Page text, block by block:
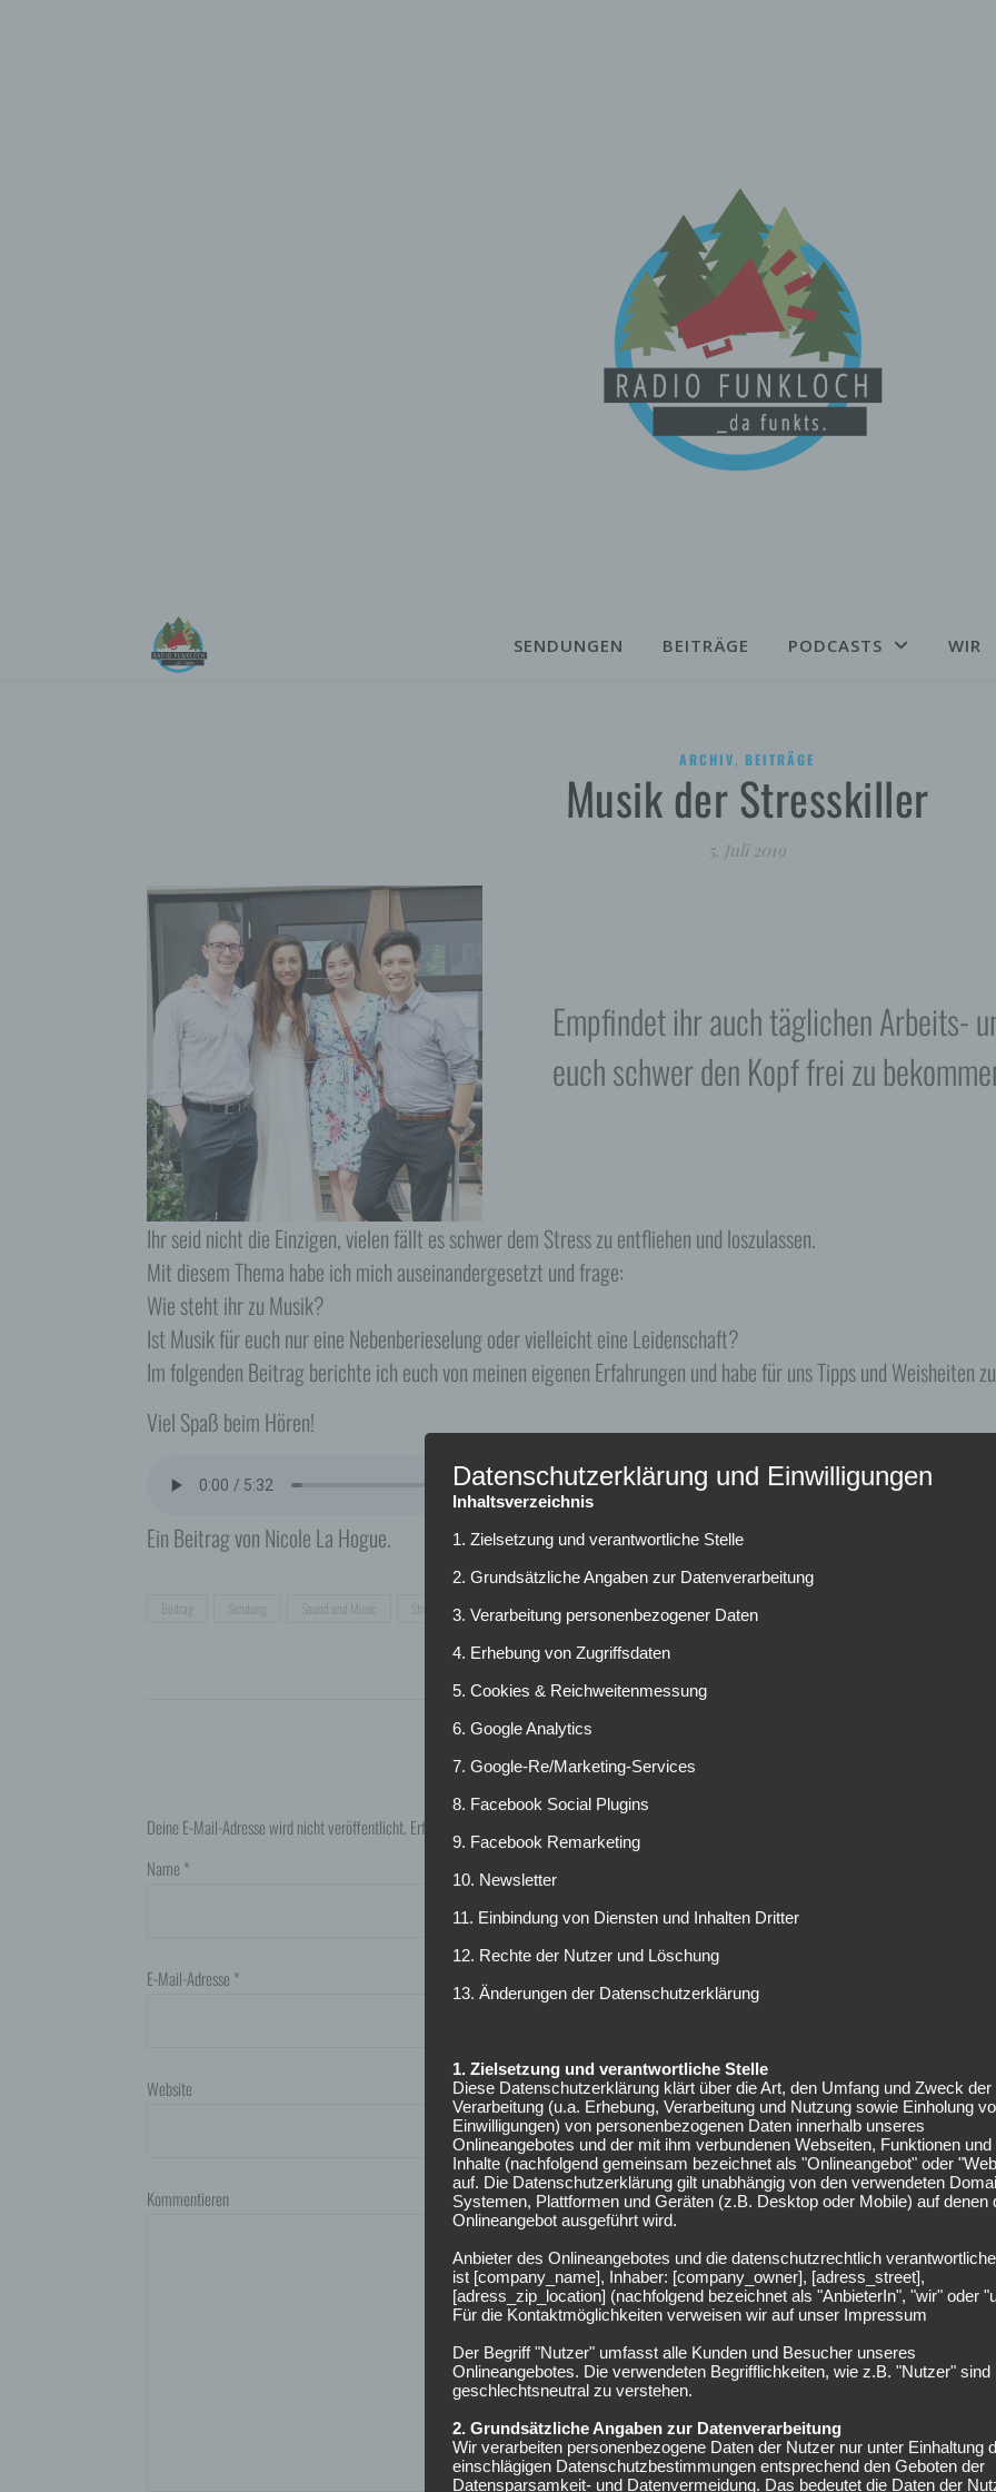
SENDUNGEN BEITRÄGE PODCASTS WIR
ARCHIV, BEITRÄGE
Musik der Stresskiller
5. Juli 2019
Empfindet ihr auch täglichen Arbeits-
euch schwer den Kopf frei zu
Ihr seid nicht die Einzigen, vielen fällt es schwer dem Stress zu entfliehen und loszulassen.
Mit diesem Thema habe ich mich auseinandergesetzt und frage:
Wie steht ihr zu Musik?
Ist Musik für euch nur eine Nebenberieselung oder vielleicht eine Leidenschaft?
Im folgenden Beitrag berichte ich euch von meinen eigenen Erfahrungen und habe für uns Tipps und Weisheiten
Viel Spaß beim Hören!
Ein Beitrag von Nicole La Hogue.
Beitrag Sendung Sound and Music Stress
Deine E-Mail-Adresse wird nicht veröffentlicht. Erforderliche Felder sind mit
Name *
E-Mail-Adresse *
Website
Kommentieren
Datenschutzerklärung und Einwilligungen
Inhaltsverzeichnis
1. Zielsetzung und verantwortliche Stelle
2. Grundsätzliche Angaben zur Datenverarbeitung
3. Verarbeitung personenbezogener Daten
4. Erhebung von Zugriffsdaten
5. Cookies & Reichweitenmessung
6. Google Analytics
7. Google-Re/Marketing-Services
8. Facebook Social Plugins
9. Facebook Remarketing
10. Newsletter
11. Einbindung von Diensten und Inhalten Dritter
12. Rechte der Nutzer und Löschung
13. Änderungen der Datenschutzerklärung
1. Zielsetzung und verantwortliche Stelle
Diese Datenschutzerklärung klärt über die Art, den Umfang und Zweck der
Verarbeitung (u.a. Erhebung, Verarbeitung und Nutzung sowie Einholung
Einwilligungen) von personenbezogenen Daten innerhalb unseres
Onlineangebotes und der mit ihm verbundenen Webseiten, Funktionen und
Inhalte (nachfolgend gemeinsam bezeichnet als "Onlineangebot" oder
auf. Die Datenschutzerklärung gilt unabhängig von den verwendeten
Systemen, Plattformen und Geräten (z.B. Desktop oder Mobile) auf denen
Onlineangebot ausgeführt wird.
Anbieter des Onlineangebotes und die datenschutzrechtlich
ist [company_name], Inhaber: [company_owner], [adress_street],
[adress_zip_location] (nachfolgend bezeichnet als "AnbieterIn", "wir" oder
Für die Kontaktmöglichkeiten verweisen wir auf unser Impressum
Der Begriff "Nutzer" umfasst alle Kunden und Besucher unseres
Onlineangebotes. Die verwendeten Begrifflichkeiten, wie z.B. "Nutzer" sind
geschlechtsneutral zu verstehen.
2. Grundsätzliche Angaben zur Datenverarbeitung
Wir verarbeiten personenbezogene Daten der Nutzer nur unter Einhaltung
einschlägigen Datenschutzbestimmungen entsprechend den Geboten der
Datensparsamkeit- und Datenvermeidung. Das bedeutet die Daten der